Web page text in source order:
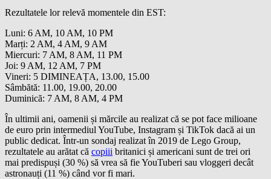
Rezultatele lor relevă momentele din EST:
Luni: 6 AM, 10 AM, 10 PM
Marți: 2 AM, 4 AM, 9 AM
Miercuri: 7 AM, 8 AM, 11 PM
Joi: 9 AM, 12 AM, 7 PM
Vineri: 5 DIMINEAȚA, 13.00, 15.00
Sâmbătă: 11.00, 19.00, 20.00
Duminică: 7 AM, 8 AM, 4 PM
În ultimii ani, oamenii și mărcile au realizat că se pot face milioane
de euro prin intermediul YouTube, Instagram și TikTok dacă ai un
public dedicat. Într-un sondaj realizat în 2019 de Lego Group,
rezultatele au arătat că copiii britanici și americani sunt de trei ori
mai predispuși (30 %) să vrea să fie YouTuberi sau vloggeri decât
astronauți (11 %) când vor fi mari.